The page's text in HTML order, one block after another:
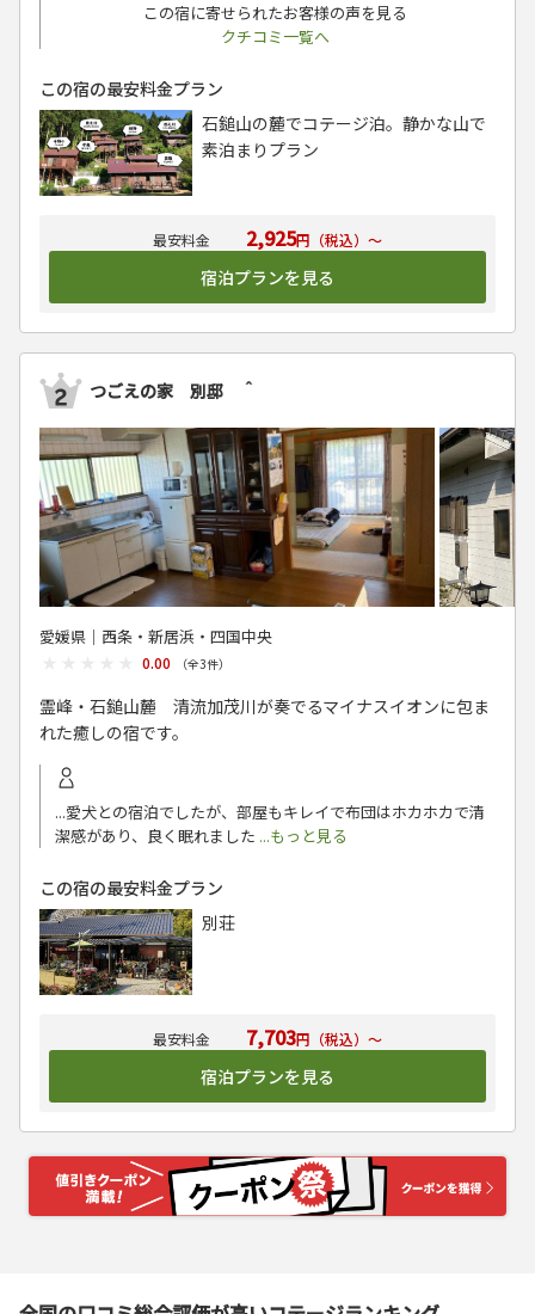
この宿に寄せられたお客様の声を見る
クチコミ一覧へ
2,925円（税込）～
宿泊プランを見る
この宿の最安料金プラン
石鎚山の麓でコテージ泊。静かな山で
素泊まりプラン
つごえの家 別邸 ＾
愛媛県│西条・新居浜・四国中央
0.00 （全3件）
霊峰・石鎚山麓 清流加茂川が奏でるマイナスイオンに包ま
れた癒しの宿です。
...愛犬との宿泊でしたが、部屋もキレイで布団はホカホカで清
潔感があり、良く眠れました ...もっと見る
7,703円（税込）～
宿泊プランを見る
この宿の最安料金プラン
別荘